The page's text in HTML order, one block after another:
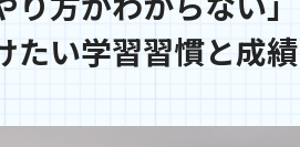
たい学習習慣と成